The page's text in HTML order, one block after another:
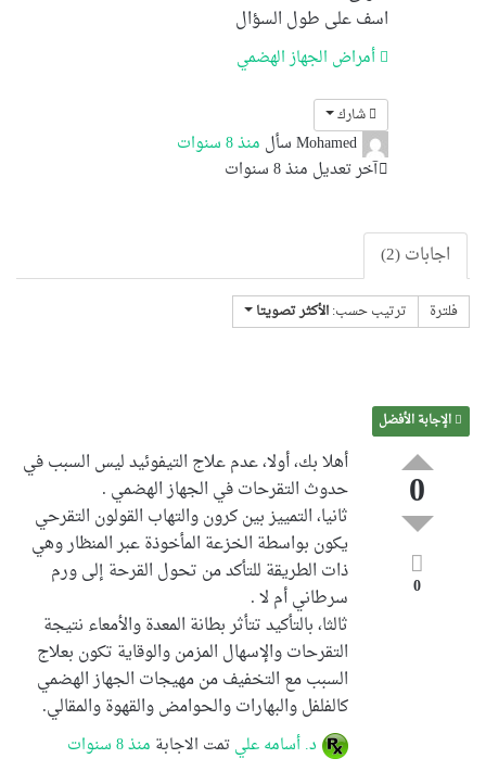
اسف على طول السؤال
أمراض الجهاز الهضمي
شارك
Mohamedسأل منذ 8 سنوات
آخر تعديل منذ 8 سنوات
اجابات (2)
فلترة ترتيب حسب:الأكثر تصويتا
الإجابة الأفضل
0
0
أهلا بك،أولا، عدم علاج التيفوئيد ليس السبب في
حدوث التقرحات في الجهاز الهضمي .
ثانيا، التمييز بين كرون والتهاب القولون التقرحي
يكون بواسطة الخزعة المأخوذة عبر المنظار وهي
ذات الطريقة للتأكد من تحول القرحة إلى ورم
سرطاني أم لا .
ثالثا، بالتأكيد تتأثر بطانة المعدة والأمعاء نتيجة
التقرحات والإسهال المزمن والوقاية تكون بعلاج
السبب مع التخفيف من مهيجات الجهاز الهضمي
كالفلفل والبهارات والحوامض والقهوة والمقالي.
د. أسامه عليتمت الاجابة منذ 8 سنوات